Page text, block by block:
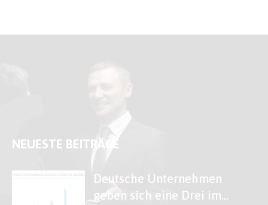
NEUESTE BEITRÄGE
Deutsche Unternehmen
geben sich eine Drei im